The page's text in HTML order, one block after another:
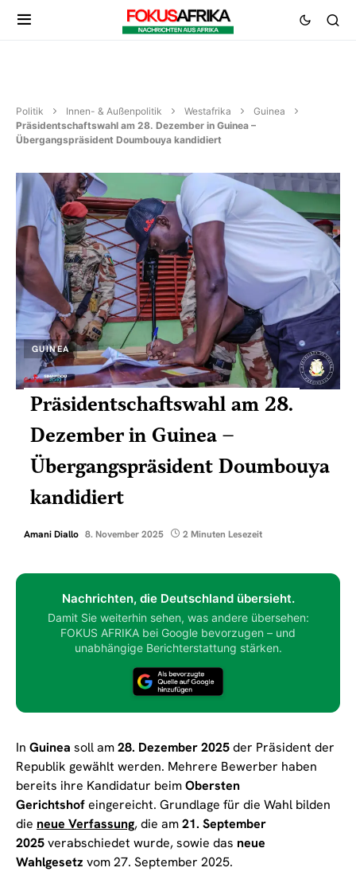
Politik Innen- & Außenpolitik Westafrika
Guinea
Präsidentschaftswahl am 28. Dezember in Guinea –
Übergangspräsident Doumbouya kandidiert
GUINEA
Präsidentschaftswahl am 28.
Dezember in Guinea –
Übergangspräsident Doumbouya
kandidiert
Amani Diallo 8. November 2025 2 Minuten Lesezeit
Nachrichten, die Deutschland übersieht.
Damit Sie weiterhin sehen, was andere übersehen:
FOKUS AFRIKA bei Google bevorzugen – und
unabhängige Berichterstattung stärken.
In Guinea soll am28. Dezember 2025der Präsident der
Republik gewählt werden. Mehrere Bewerber haben
bereits ihre Kandidatur beimObersten
Gerichtshofeingereicht. Grundlage für die Wahl bilden
die neue Verfassung, die am21. September
2025verabschiedet wurde, sowie das neue
Wahlgesetz vom 27. September 2025.